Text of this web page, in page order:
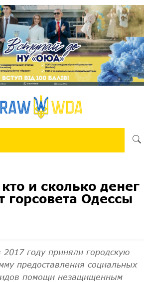
и сколько денег
горсовета Одессы
году приняли городскую
предоставления социальных
помощи незащищенным